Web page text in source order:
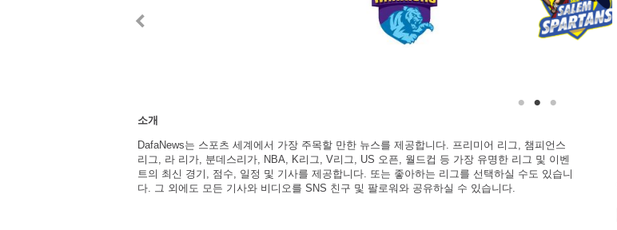
소개
DafaNews는 스포츠 세계에서 가장 주목할 만한 뉴스를 제공합니다. 프리미어 리그, 챔피언스
리그, 라 리가, 분데스리가, NBA, K리그, V리그, US 오픈, 월드컵 등 가장 유명한 리그 및 이벤
트의 최신 경기, 점수, 일정 및 기사를 제공합니다. 또는 좋아하는 리그를 선택하실 수도 있습니
다. 그 외에도 모든 기사와 비디오를 SNS 친구 및 팔로워와 공유하실 수 있습니다.